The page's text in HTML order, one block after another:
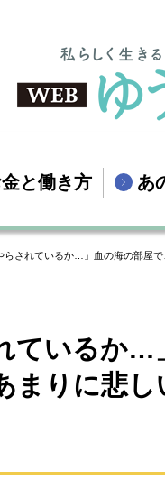
と働き方 あ
らされているか…」血の海の部屋
ているか…
まりに悲し